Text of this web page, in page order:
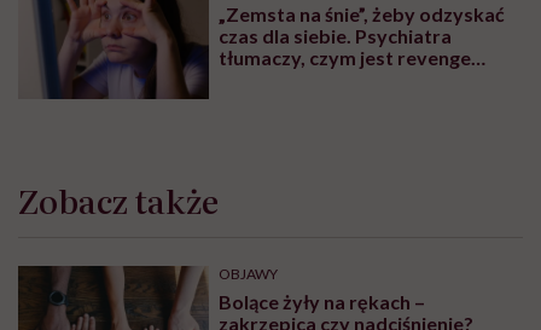
„Zemsta na śnie”, żeby odzyskać
czas dla siebie. Psychiatra
tłumaczy, czym jest revenge
Zobacz także
OBJAWY
Bolące żyły na rękach –
zakrzepica czy nadciśnienie?